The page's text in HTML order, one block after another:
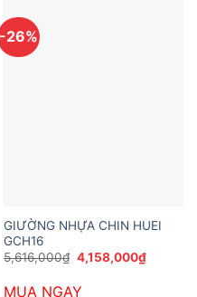
-26%
GIƯỜNG NHỰA CHIN HUEI
GCH16
5,616,000₫ Giá
gốc
5,616,000₫.
4,158,000₫Giá
hiện
MUA NGAY